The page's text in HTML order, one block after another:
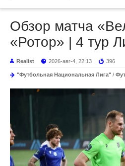
Обзор матча
«Ротор» | 4 тур
Realist 2026-авг-4, 22:13 396
"Футбольная Национальная Лига" /